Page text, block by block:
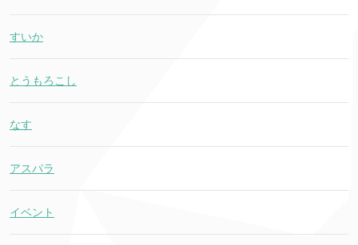
すいか
とうもろこし
なす
アスパラ
イベント